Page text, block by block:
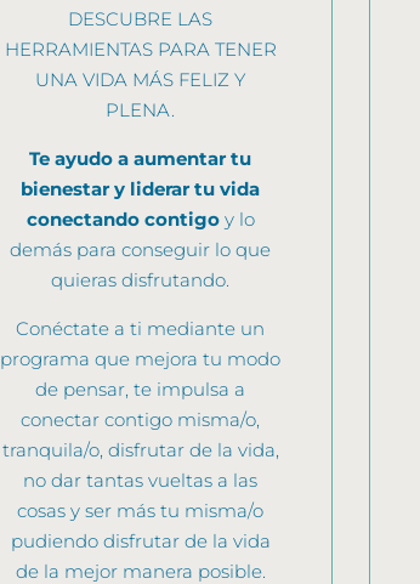
DESCUBRE LAS
HERRAMIENTAS PARA TENER
UNA VIDA MÁS FELIZ Y
PLENA.
Te ayudo a aumentar tu
bienestar y liderar tu vida
conectando contigo y lo
demás para conseguir lo que
quieras disfrutando.
Conéctate a ti mediante un
programa que mejora tu modo
de pensar, te impulsa a
conectar contigo misma/o,
tranquila/o, disfrutar de la vida,
no dar tantas vueltas a las
cosas y ser más tu misma/o
pudiendo disfrutar de la vida
de la mejor manera posible.